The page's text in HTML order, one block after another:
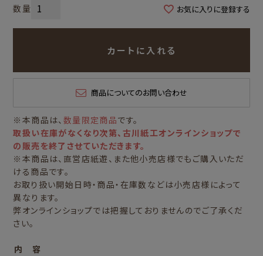
お気に入りに登録する
カートに入れる
商品についてのお問い合わせ
※本商品は、 数量限定商品です。
取扱い在庫がなくなり次第、古川紙工オンラインショップで
の販売を終了させていただきます。
※本商品は、直営店紙遊、また他小売店様でもご購入いただ
ける商品です。
お取り扱い開始日時・商品・在庫数などは小売店様によって
異なります。
弊オンラインショップでは把握しておりませんのでご了承くだ
さい。
内 容